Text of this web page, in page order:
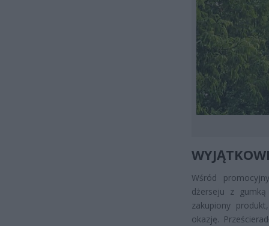
Wśród
dżerseju z
zakupiony
okazję.